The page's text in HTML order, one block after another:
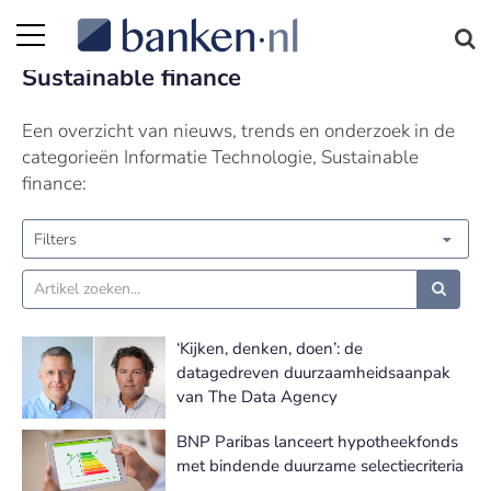
Nieuws | Informatie Technologie |
Sustainable finance
Een overzicht van nieuws, trends en onderzoek in de
categorieën Informatie Technologie, Sustainable
finance:
Filters
‘Kijken, denken, doen’: de
datagedreven duurzaamheidsaanpak
van The Data Agency
BNP Paribas lanceert hypotheekfonds
met bindende duurzame selectiecriteria